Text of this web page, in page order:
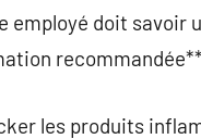
employé doit
les produits